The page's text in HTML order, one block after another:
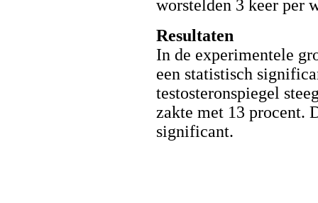
worstelden 3 keer per
Resultaten
In de experimentele
een statistisch
testosteronspiegel
zakte met 13 procent.
significant.